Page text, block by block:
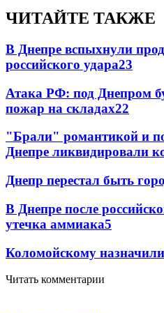
ЧИТАЙТЕ ТАКЖЕ
В Днепре вспыхнули
российского удара23
Атака РФ: под Днепром
пожар на складах22
"Брали" романтикой и
Днепре ликвидировали
Днепр перестал быть
В Днепре после
утечка аммиака5
Коломойскому
Читать комментарии